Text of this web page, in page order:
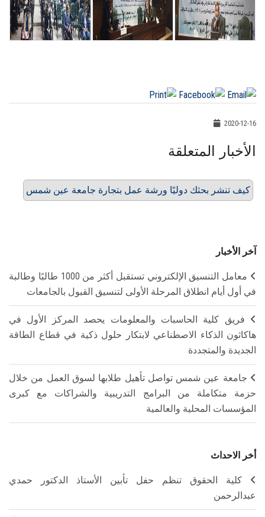
2020-12-16
الأخبار المتعلقة
كيف تنشر بحثك دوليًا ورشة عمل بتجارة جامعة عين شمس
آخر الأخبار
معامل التنسيق الإلكتروني تستقبل أكثر من 1000 طالبًا وطالبة
في أول أيام انطلاق المرحلة الأولى لتنسيق القبول بالجامعات
فريق كلية الحاسبات والمعلومات يحصد المركز الأول في
هاكاثون الذكاء الاصطناعي لابتكار حلول ذكية في قطاع الطاقة
الجديدة والمتجددة
جامعة عين شمس تواصل تأهيل طلابها لسوق العمل من خلال
حزمة متكاملة من البرامج التدريبية والشراكات مع كبرى
المؤسسات المحلية والعالمية
أخر الاحداث
كلية الحقوق تنظم حفل تأبين الأستاذ الدكتور حمدي
عبدالرحمن